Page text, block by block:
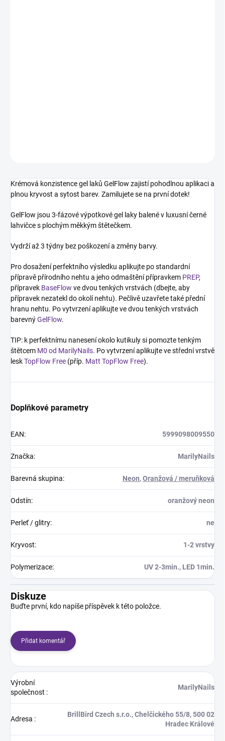
Krémová konzistence gel laků GelFlow zajistí pohodlnou aplikaci a
plnou kryvost a sytost barev. Zamilujete se na první dotek!
GelFlow jsou 3-fázové výpotkové gel laky balené v luxusní černé
lahvičce s plochým měkkým štětečkem.
Vydrží až 3 týdny bez poškození a změny barvy.
Pro dosažení perfektního výsledku aplikujte po standardní
přípravě přírodního nehtu a jeho odmaštění přípravkem PREP,
přípravek BaseFlow ve dvou tenkých vrstvách (dbejte, aby
přípravek nezatekl do okolí nehtu). Pečlivě uzavřete také přední
hranu nehtu. Po vytvrzení aplikujte ve dvou tenkých vrstvách
barevnýGelFlow.
TIP: k perfektnímu nanesení okolo kutikuly si pomozte tenkým
štětcem M0 od MarilyNails. Po vytvrzení aplikujte ve střední vrstvě
leskTopFlow Free (příp. Matt TopFlow Free).
Doplňkové parametry
EAN: 5999098009550
Značka: MarilyNails
Barevná skupina: Neon,Oranžová / meruňková
Odstín: oranžový neon
Perleť / glitry: ne
Kryvost: 1-2 vrstvy
Polymerizace: UV 2-3min., LED 1min.
Diskuze
Buďte první, kdo napíše příspěvek k této položce.
Přidat komentář
Výrobní
společnost :
MarilyNails
Adresa :
BrillBird Czech s.r.o., Chelčického 55/8, 500 02
Hradec Králové